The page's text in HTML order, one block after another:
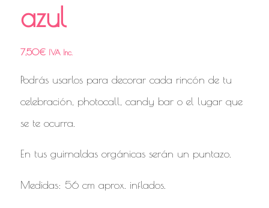
azul
7,50€ IVA Inc.
Podrás usarlos para decorar cada rincón de tu
celebración, photocall, candy bar o el lugar que
se te ocurra.
En tus guirnaldas orgánicas serán un puntazo.
Medidas: 56 cm aprox. inflados.